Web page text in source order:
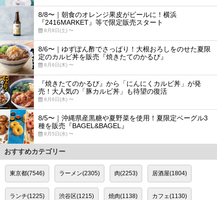
8/8〜｜朝食のオレンジ果皮がビールに！横浜
『2416MARKET』等で限定販売スタート
8月8日(土) 〜
8/6〜｜ゆずぽん酢でさっぱり！大根おろしをのせた夏限
定のカルビ丼を販売『焼きたてのかるび』
8月6日(木) 〜
『焼きたてのかるび』から「にんにくカルビ丼」が発
売！大人気の「豚カルビ丼」も待望の復活
8月6日(木) 〜
8/5〜｜沖縄県産黒糖や夏野菜を使用！夏限定ベーグル3
種を販売『BAGEL&BAGEL』
8月5日(水) 〜
おすすめカテゴリー
東京都(7546) ラーメン(2305) 肉(2253) 居酒屋(1804)
ランチ(1225) 渋谷区(1215) 焼肉(1138) カフェ(1130)